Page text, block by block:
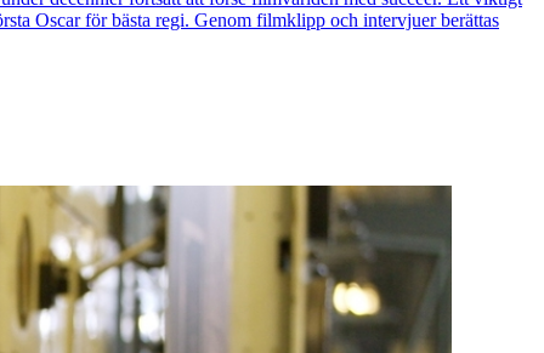
Oscar för bästa regi. Genom filmklipp och intervjuer berättas